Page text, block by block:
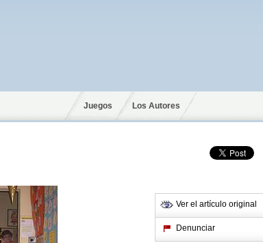
Juegos Los Autores
Ver el artículo original
Denunciar